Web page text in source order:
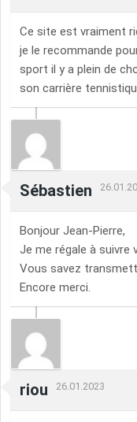
Ce site est vraiment
je le recommande
sport il y a plein de
son carrière
Sébastien
Bonjour Jean-Pierre,
Je me régale à suivre
Vous savez
Encore merci.
riou 26.01.2023